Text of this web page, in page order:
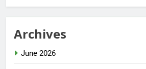
Archives
June 2026